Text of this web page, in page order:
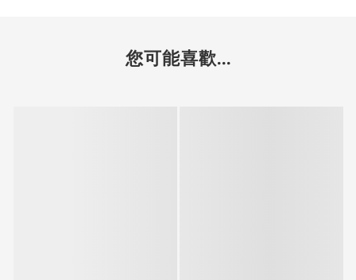
您可能喜歡...